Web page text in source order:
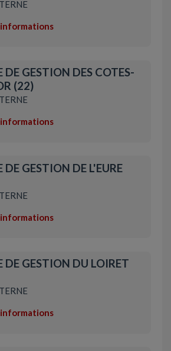
DE GESTION DES COTES-
(22)
DE GESTION DE L'EURE
DE GESTION DU LOIRET